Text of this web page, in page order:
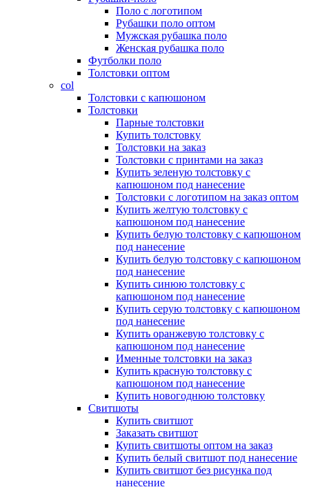
Поло с логотипом
Рубашки поло оптом
Мужская рубашка поло
Женская рубашка поло
Футболки поло
Толстовки оптом
col
Толстовки с капюшоном
Толстовки
Парные толстовки
Купить толстовку
Толстовки на заказ
Толстовки с принтами на заказ
Купить зеленую толстовку с
капюшоном под нанесение
Толстовки с логотипом на заказ оптом
Купить желтую толстовку с
капюшоном под нанесение
Купить белую толстовку с капюшоном
под нанесение
Купить белую толстовку с капюшоном
под нанесение
Купить синюю толстовку с
капюшоном под нанесение
Купить серую толстовку с капюшоном
под нанесение
Купить оранжевую толстовку с
капюшоном под нанесение
Именные толстовки на заказ
Купить красную толстовку с
капюшоном под нанесение
Купить новогоднюю толстовку
Свитшоты
Купить свитшот
Заказать свитшот
Купить свитшоты оптом на заказ
Купить белый свитшот под нанесение
Купить свитшот без рисунка под
нанесение